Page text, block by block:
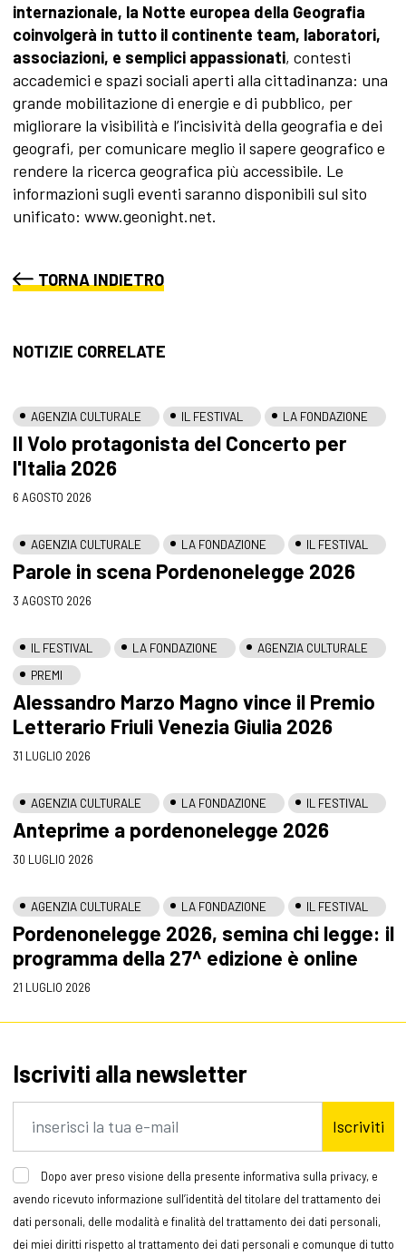
internazionale, la Notte europea della Geografia
coinvolgerà in tutto il continente team, laboratori,
associazioni, e semplici appassionati, contesti
accademici e spazi sociali aperti alla cittadinanza: una
grande mobilitazione di energie e di pubblico, per
migliorare la visibilità e l’incisività della geografia e dei
geografi, per comunicare meglio il sapere geografico e
rendere la ricerca geografica più accessibile. Le
informazioni sugli eventi saranno disponibili sul sito
unificato: www.geonight.net.
TORNA INDIETRO
NOTIZIE CORRELATE
AGENZIA CULTURALE IL FESTIVAL LA FONDAZIONE
Il Volo protagonista del Concerto per
l'Italia 2026
6 AGOSTO 2026
AGENZIA CULTURALE LA FONDAZIONE IL FESTIVAL
Parole in scena Pordenonelegge 2026
3 AGOSTO 2026
IL FESTIVAL LA FONDAZIONE
AGENZIA CULTURALE
PREMI
Alessandro Marzo Magno vince il Premio
Letterario Friuli Venezia Giulia 2026
31 LUGLIO 2026
AGENZIA CULTURALE LA FONDAZIONE IL FESTIVAL
Anteprime a pordenonelegge 2026
30 LUGLIO 2026
AGENZIA CULTURALE LA FONDAZIONE IL FESTIVAL
Pordenonelegge 2026, semina chi legge: il
programma della 27^ edizione è online
21 LUGLIO 2026
Iscriviti alla newsletter
Iscriviti
Dopo aver preso visione della presente informativa sulla privacy, e
avendo ricevuto informazione sull’identità del titolare del trattamento dei
dati personali, delle modalità e finalità del trattamento dei dati personali,
dei miei diritti rispetto al trattamento dei dati personali e comunque di tutto